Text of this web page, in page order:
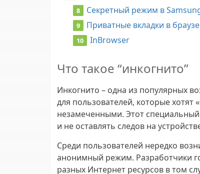
Секретный режим в
Приватные вкладки в
InBrowser
Что такое “инкогнито”
Инкогнито – одна из популярных
для пользователей, которые хотят
незамеченными. Этот
и не оставлять следов на
Среди пользователей нередко
анонимный режим. Разработчики
разных Интернет ресурсов в том